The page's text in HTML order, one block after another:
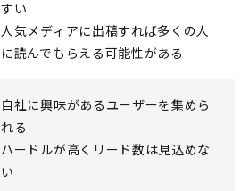
すい
人気メディアに出稿すれば多くの人
に読んでもらえる可能性がある
自社に興味があるユーザーを集めら
れる
ハードルが高くリード数は見込めな
い